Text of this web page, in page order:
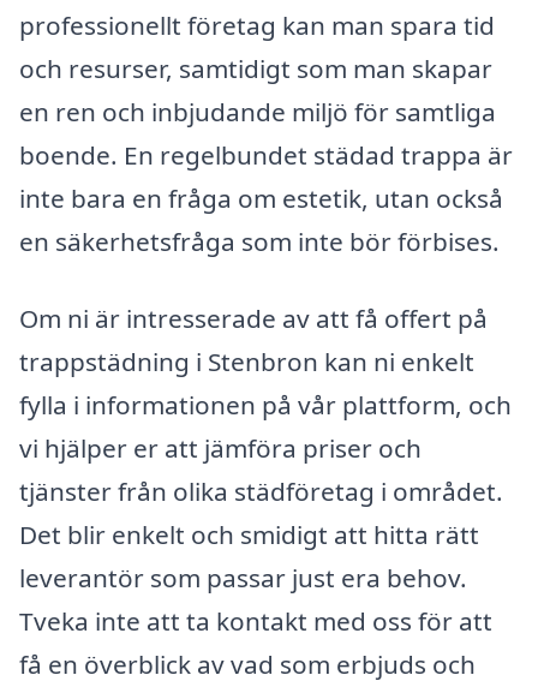
professionellt företag kan man spara tid
och resurser, samtidigt som man skapar
en ren och inbjudande miljö för samtliga
boende. En regelbundet städad trappa är
inte bara en fråga om estetik, utan också
en säkerhetsfråga som inte bör förbises.
Om ni är intresserade av att få offert på
trappstädning i Stenbron kan ni enkelt
fylla i informationen på vår plattform, och
vi hjälper er att jämföra priser och
tjänster från olika städföretag i området.
Det blir enkelt och smidigt att hitta rätt
leverantör som passar just era behov.
Tveka inte att ta kontakt med oss för att
få en överblick av vad som erbjuds och